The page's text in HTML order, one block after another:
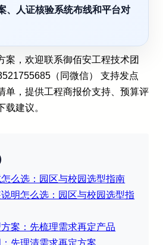
、人证核验系统布线和平台对
案，欢迎联系御佰安工程技术团
（同微信） 支持发点
单，提供工程商报价支持、预算评
建议。
么选：园区与校园选型指南
明怎么选：园区与校园选型指
案：先梳理需求再定产品
先理清需求再定方案